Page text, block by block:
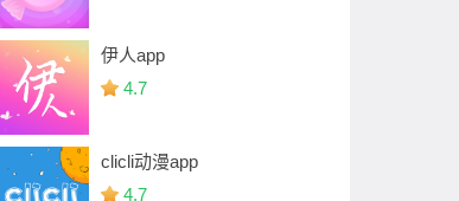
伊人app
4.7
clicli动漫app
4.7